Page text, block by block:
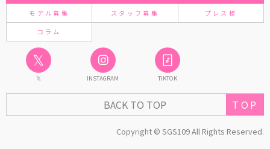
モデル募集 スタッフ募集 プレス様
コラム
𝕏
𝕏 INSTAGRAM TIKTOK
BACK TO TOP
Copyright © SGS109 All Rights Reserved.
TOP